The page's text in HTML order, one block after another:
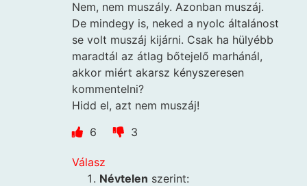
Nem, nem muszály. Azonban muszáj.
De mindegy is, neked a nyolc általánost
se volt muszáj kijárni. Csak ha hülyébb
maradtál az átlag bőtejelő marhánál,
akkor miért akarsz kényszeresen
kommentelni?
Hidd el, azt nem muszáj!
6
3
Válasz
Névtelen szerint: